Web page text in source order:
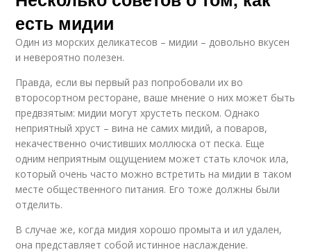
есть мидии
Один из морских деликатесов – мидии – довольно вкусен
и невероятно полезен.
Правда, если вы первый раз попробовали их во
второсортном ресторане, ваше мнение о них может быть
предвзятым: мидии могут хрустеть песком. Однако
неприятный хруст – вина не самих мидий, а поваров,
некачественно очистивших моллюска от песка. Еще
одним неприятным ощущением может стать клочок ила,
который очень часто можно встретить на мидии в таком
месте общественного питания. Его тоже должны были
отделить.
В случае же, когда мидия хорошо промыта и ил удален,
она представляет собой истинное наслаждение.